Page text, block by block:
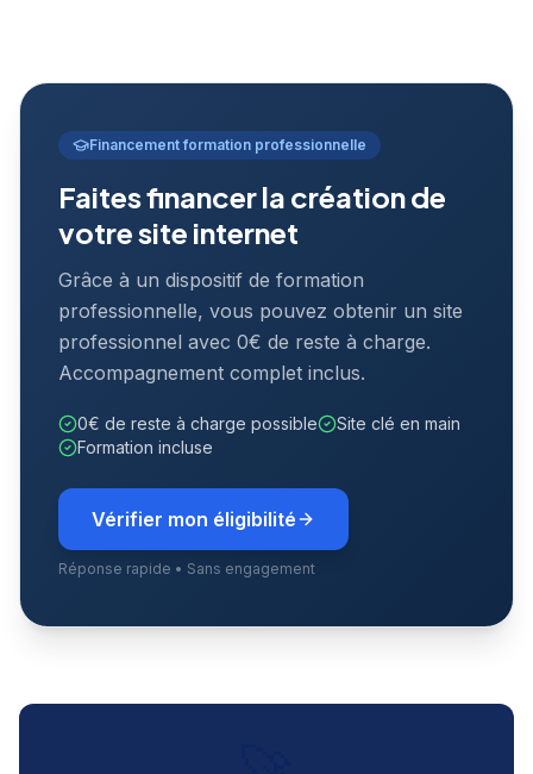
Financement formation professionnelle
Faites financer la création de
votre site internet
Grâce à un dispositif de formation
professionnelle, vous pouvez obtenir un site
professionnel avec 0€ de reste à charge.
Accompagnement complet inclus.
0€ de reste à charge possible
Site clé en main
Formation incluse
Vérifier mon éligibilité
Réponse rapide • Sans engagement